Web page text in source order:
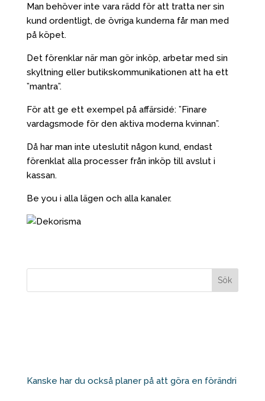
Man behöver inte vara rädd för att tratta ner sin
kund ordentligt, de övriga kunderna får man med
på köpet.
Det förenklar när man gör inköp, arbetar med sin
skyltning eller butikskommunikationen att ha ett
”mantra”.
För att ge ett exempel på affärsidé: ”Finare
vardagsmode för den aktiva moderna kvinnan”.
Då har man inte uteslutit någon kund, endast
förenklat alla processer från inköp till avslut i
kassan.
Be you i alla lägen och alla kanaler.
Kanske har du också planer på att göra en förändri